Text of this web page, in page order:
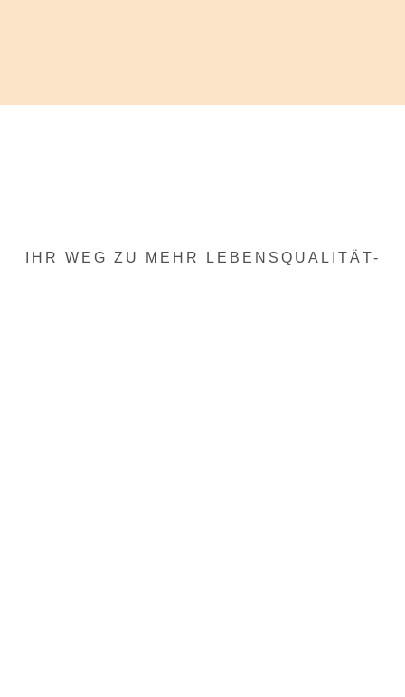
IHR WEG ZU MEHR LEBENSQUALITÄT-